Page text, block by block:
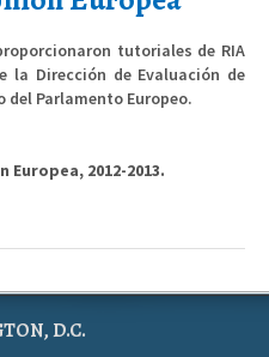
tutoriales de RIA
la Dirección de Evaluación de
del Parlamento Europeo.
2012-2013.
D.C.